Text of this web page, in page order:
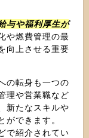
与や福利厚生が
や燃費管理の最
向上させる重要
の転身も一つの
理や営業職など
新たなスキルや
ができます。
で紹介されてい